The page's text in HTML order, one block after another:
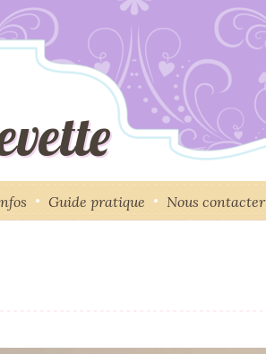
Guide pratique Nous contacter